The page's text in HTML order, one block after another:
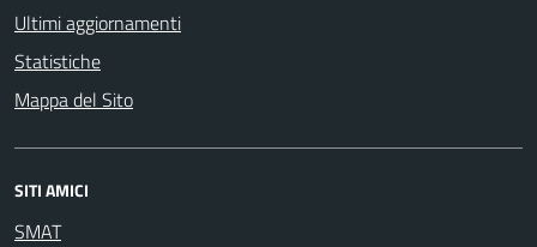
Ultimi aggiornamenti
Statistiche
Mappa del Sito
SITI AMICI
SMAT